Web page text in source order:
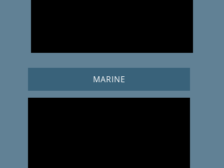
MARINE